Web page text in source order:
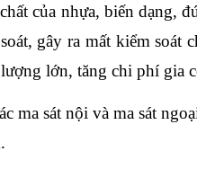
của nhựa, biến dạng,
gây ra mất kiểm soát
lượng lớn, tăng chi phí gia
ma sát nội và ma sát